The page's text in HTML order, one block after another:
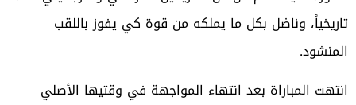
تاريخياً، وناضل بكل ما يملكه من قوة كي يفوز باللقب
المنشود.
انتهت المباراة بعد انتهاء المواجهة في وقتيها الأصلي